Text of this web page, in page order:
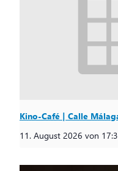
Kino-Café | Calle
11. August 2026 von